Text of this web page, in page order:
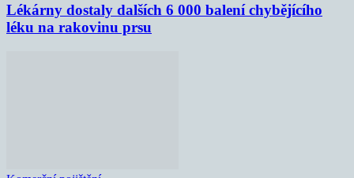
Lékárny dostaly dalších 6 000 balení chybějícího
léku na rakovinu prsu